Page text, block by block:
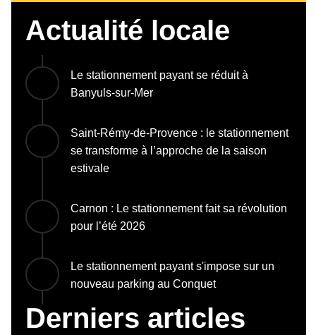
Actualité locale
Le stationnement payant se réduit à
Banyuls-sur-Mer
Saint-Rémy-de-Provence : le stationnement
se transforme à l’approche de la saison
estivale
Carnon : Le stationnement fait sa révolution
pour l’été 2026
Le stationnement payant s'impose sur un
nouveau parking au Conquet
Derniers articles